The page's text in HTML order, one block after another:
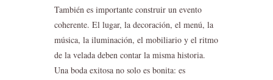
También es importante construir un evento
coherente. El lugar, la decoración, el menú, la
música, la iluminación, el mobiliario y el ritmo
de la velada deben contar la misma historia.
Una boda exitosa no solo es bonita: es